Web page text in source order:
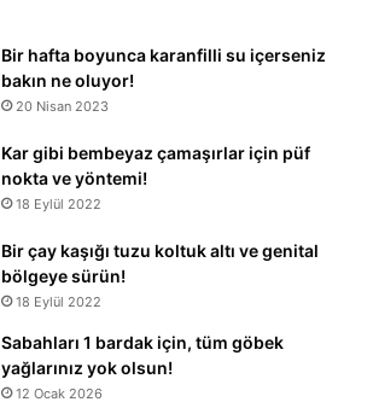
Bir hafta boyunca karanfilli su içerseniz
bakın ne oluyor!
20 Nisan 2023
Kar gibi bembeyaz çamaşırlar için püf
nokta ve yöntemi!
18 Eylül 2022
Bir çay kaşığı tuzu koltuk altı ve genital
bölgeye sürün!
18 Eylül 2022
Sabahları 1 bardak için, tüm göbek
yağlarınız yok olsun!
12 Ocak 2026